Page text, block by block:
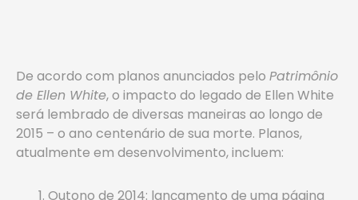
De acordo com planos anunciados pelo Patrimônio
de Ellen White, o impacto do legado de Ellen White
será lembrado de diversas maneiras ao longo de
2015 – o ano centenário de sua morte. Planos,
atualmente em desenvolvimento, incluem:
Outono de 2014: lançamento de uma página